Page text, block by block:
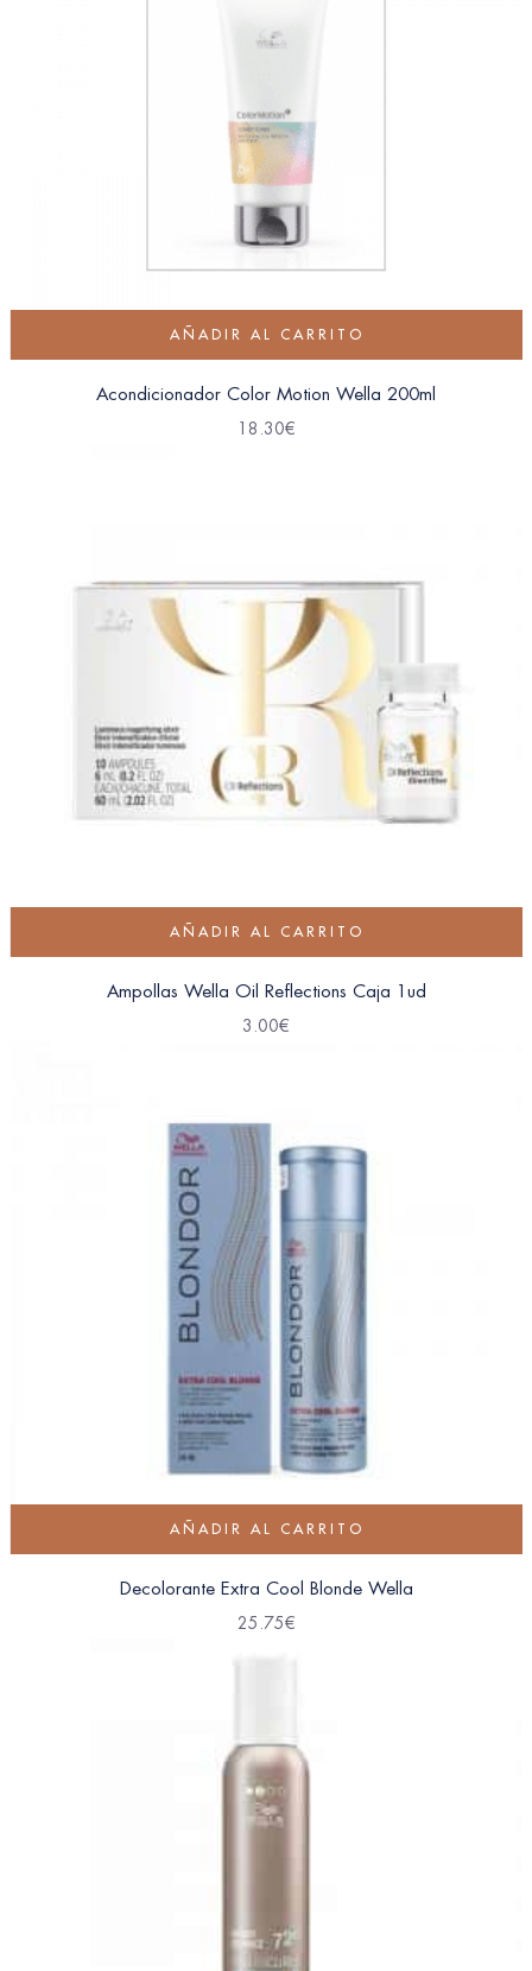
AÑADIR AL CARRITO
Acondicionador Color Motion Wella 200ml
18.30€
AÑADIR AL CARRITO
Ampollas Wella Oil Reflections Caja 1ud
3.00€
AÑADIR AL CARRITO
Decolorante Extra Cool Blonde Wella
25.75€